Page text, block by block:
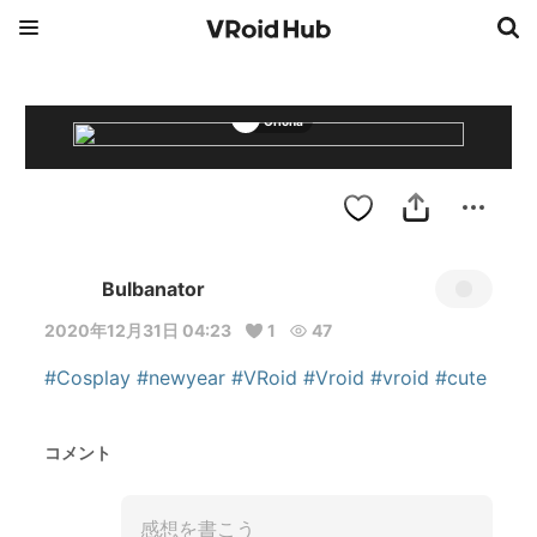
Oriona
Bulbanator
2020年12月31日 04:23 1 47
#Cosplay #newyear #VRoid #Vroid #vroid #cute
コメント